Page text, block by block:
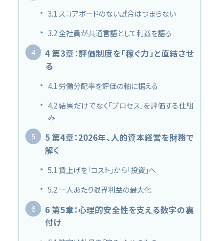
3.1 スコアボードのない試合はつまらない
3.2全社員が共通言語として利益を語る
4第3章：評価制度を「稼ぐ力」と直結させ
る
4.1 労働分配率を評価の軸に据える
4.2結果だけでなく「プロセス」を評価する仕組
み
5第4章：2026年、人的資本経営を財務で
解く
5.1 賃上げを「コスト」から「投資」へ
5.2一人あたり限界利益の最大化
6第5章：心理的安全性を支える数字の裏
付け